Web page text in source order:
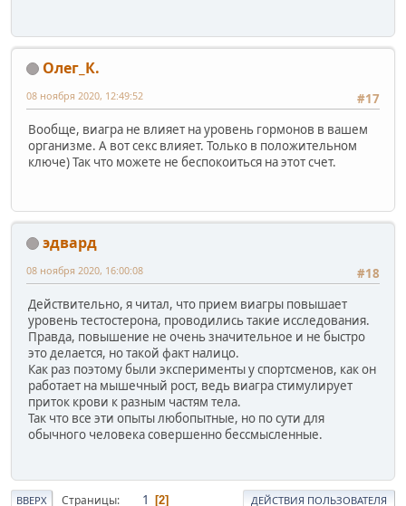
Олег_К.
#17
08 ноября 2020, 12:49:52
Вообще, виагра не влияет на уровень гормонов в вашем
организме. А вот секс влияет. Только в положительном
ключе) Так что можете не беспокоиться на этот счет.
эдвард
#18
08 ноября 2020, 16:00:08
Действительно, я читал, что прием виагры повышает
уровень тестостерона, проводились такие исследования.
Правда, повышение не очень значительное и не быстро
это делается, но такой факт налицо.
Как раз поэтому были эксперименты у спортсменов, как он
работает на мышечный рост, ведь виагра стимулирует
приток крови к разным частям тела.
Так что все эти опыты любопытные, но по сути для
обычного человека совершенно бессмысленные.
ВВЕРХ Страницы 1 2 ДЕЙСТВИЯ ПОЛЬЗОВАТЕЛЯ